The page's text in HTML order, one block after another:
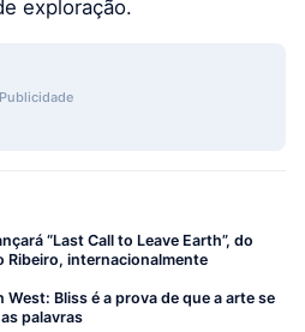
exploração.
Publicidade
“Last Call to Leave Earth”, do
Ribeiro, internacionalmente
West: Bliss é a prova de que a arte se
palavras